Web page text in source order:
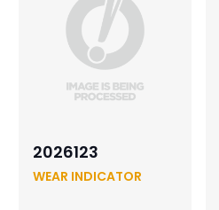
2026123
WEAR INDICATOR